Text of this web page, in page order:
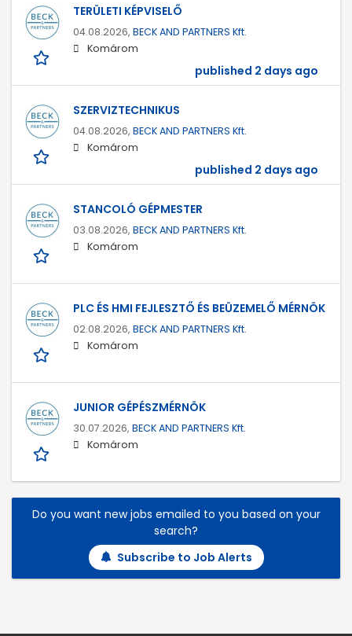
TERÜLETI KÉPVISELŐ
04.08.2026, BECK AND PARTNERS Kft.
Komárom
published 2 days ago
SZERVIZTECHNIKUS
04.08.2026, BECK AND PARTNERS Kft.
Komárom
published 2 days ago
STANCOLÓ GÉPMESTER
03.08.2026, BECK AND PARTNERS Kft.
Komárom
PLC ÉS HMI FEJLESZTŐ ÉS BEÜZEMELŐ MÉRNÖK
02.08.2026, BECK AND PARTNERS Kft.
Komárom
JUNIOR GÉPÉSZMÉRNÖK
30.07.2026, BECK AND PARTNERS Kft.
Komárom
Do you want new jobs emailed to you based on your
search?
Subscribe to Job Alerts